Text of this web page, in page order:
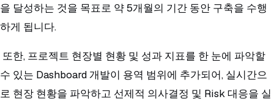
을 달성하는 것을 목표로 약 5개월의 기간 동안 구축을 수행
하게 됩니다.
또한, 프로젝트 현장별 현황 및 성과 지표를 한 눈에 파악할
수 있는 Dashboard 개발이 용역 범위에 추가되어, 실시간으
로 현장 현황을 파악하고 선제적 의사결정 및 Risk 대응을 실